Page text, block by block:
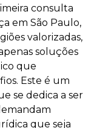
consulta
em São Paulo,
valorizadas,
soluções
que
Este é um
se dedica a ser
que seja